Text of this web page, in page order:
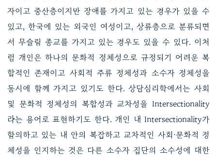
자이고 중산층이지만 장애를 가지고 있는 경우가 있을 수
있고, 한국에 있는 외국인 여성이고, 상류층으로 분류되면
서 무슬림 종교를 가지고 있는 경우도 있을 수 있다. 이처
럼 개인은 하나의 문화적 정체성으로 규정되기 어려운 복
합적인 존재이고 사회적 주류 정체성과 소수자 정체성을
동시에 함께 가지고 있기도 한다. 상담심리학에서는 사회
및 문화적 정체성의 복합성과 교차성을 Intersectionality
라는 용어로 표현하기도 한다. 개인 내 Intersectionality가
함의하고 있는 내 안의 복잡하고 교차적인 사회·문화적 정
체성을 인지하는 것은 다른 소수자 집단의 소수성에 대한